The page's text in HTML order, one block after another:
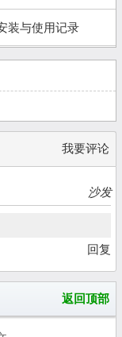
装与使用记录
我要评论
沙发
回复
返回顶部